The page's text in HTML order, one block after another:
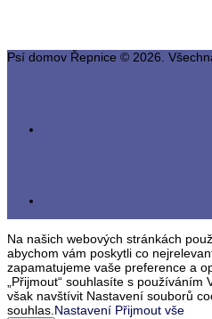
Psí domov Řepnice © 2026.
Na našich webových stránkách
abychom vám poskytli co
zapamatujeme vaše preference a
„Přijmout“ souhlasíte s používáním
však navštívit Nastavení souborů
souhlas.Nastavení Přijmout vše